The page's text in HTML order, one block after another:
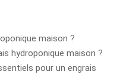
maison ?
hydroponique maison ?
pour un engrais